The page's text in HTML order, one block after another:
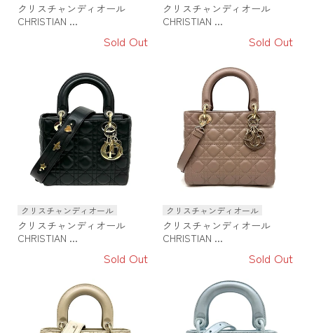
クリスチャンディオール
CHRISTIAN ...
Sold Out
クリスチャンディオール
CHRISTIAN ...
Sold Out
クリスチャンディオール
クリスチャンディオール
CHRISTIAN ...
Sold Out
クリスチャンディオール
クリスチャンディオール
CHRISTIAN ...
Sold Out